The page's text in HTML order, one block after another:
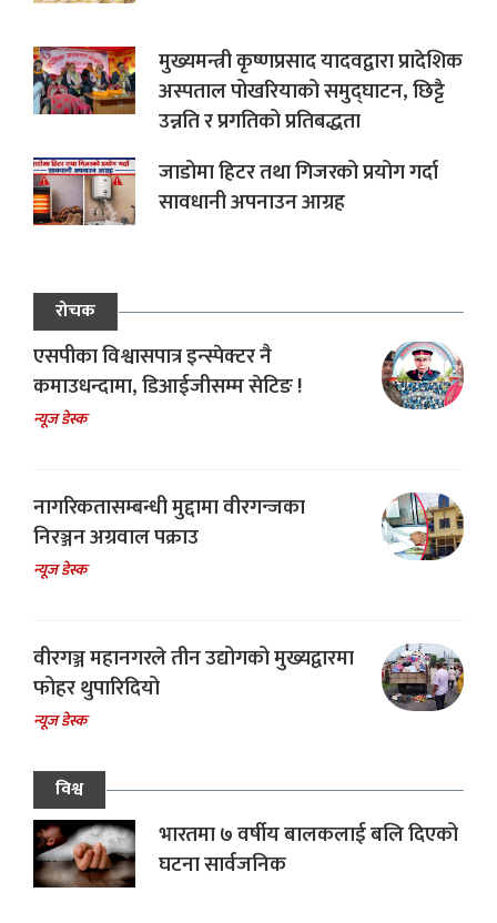
मुख्यमन्त्री कृष्णप्रसाद यादवद्वारा प्रादेशिक
अस्पताल पोखरियाको समुद्घाटन, छिट्टै
उन्नति र प्रगतिको प्रतिबद्धता
जाडोमा हिटर तथा गिजरको प्रयोग गर्दा
सावधानी अपनाउन आग्रह
रोचक
एसपीका विश्वासपात्र इन्स्पेक्टर नै
कमाउधन्दामा, डिआईजीसम्म सेटिङ !
न्यूज डेस्क
नागरिकतासम्बन्धी मुद्दामा वीरगन्जका
निरञ्जन अग्रवाल पक्राउ
न्यूज डेस्क
वीरगञ्ज महानगरले तीन उद्योगको मुख्यद्वारमा
फोहर थुपारिदियो
न्यूज डेस्क
विश्व
भारतमा ७ वर्षीय बालकलाई बलि दिएको
घटना सार्वजनिक